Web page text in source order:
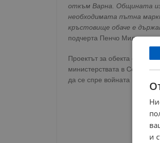
откъм Варна. Общината
необходимата пътна
кръстовище обаче е
подчерта Пенчо Милков.
Проектът за обекта е
министерствата в София.
да се спре войната по
и